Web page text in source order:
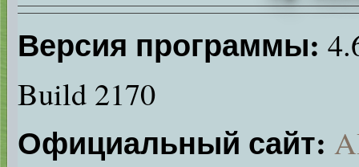
Версия программы:
Build 2170
Официальный сайт: